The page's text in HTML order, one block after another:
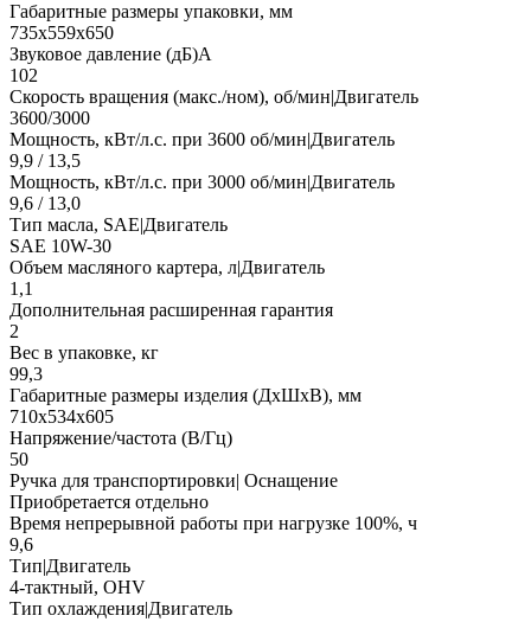
Габаритные размеры упаковки, мм
735х559х650
Звуковое давление (дБ)А
102
Скорость вращения (макс./ном), об/мин|Двигатель
3600/3000
Мощность, кВт/л.с. при 3600 об/мин|Двигатель
9,9 / 13,5
Мощность, кВт/л.с. при 3000 об/мин|Двигатель
9,6 / 13,0
Тип масла, SAE|Двигатель
SAE 10W-30
Объем масляного картера, л|Двигатель
1,1
Дополнительная расширенная гарантия
2
Вес в упаковке, кг
99,3
Габаритные размеры изделия (ДхШхВ), мм
710х534х605
Напряжение/частота (В/Гц)
50
Ручка для транспортировки| Оснащение
Приобретается отдельно
Время непрерывной работы при нагрузке 100%, ч
9,6
Тип|Двигатель
4-тактный, OHV
Тип охлаждения|Двигатель